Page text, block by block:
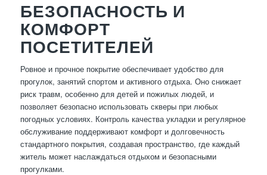
БЕЗОПАСНОСТЬ И
КОМФОРТ
ПОСЕТИТЕЛЕЙ
Ровное и прочное покрытие обеспечивает удобство для
прогулок, занятий спортом и активного отдыха. Оно снижает
риск травм, особенно для детей и пожилых людей, и
позволяет безопасно использовать скверы при любых
погодных условиях. Контроль качества укладки и регулярное
обслуживание поддерживают комфорт и долговечность
стандартного покрытия, создавая пространство, где каждый
житель может наслаждаться отдыхом и безопасными
прогулками.